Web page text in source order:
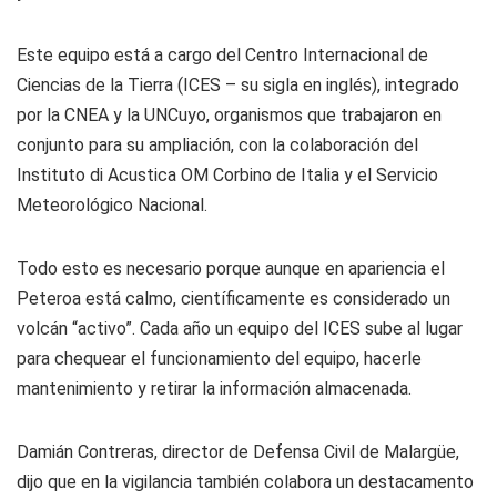
Este equipo está a cargo del Centro Internacional de
Ciencias de la Tierra (ICES – su sigla en inglés), integrado
por la CNEA y la UNCuyo, organismos que trabajaron en
conjunto para su ampliación, con la colaboración del
Instituto di Acustica OM Corbino de Italia y el Servicio
Meteorológico Nacional.
Todo esto es necesario porque aunque en apariencia el
Peteroa está calmo, científicamente es considerado un
volcán “activo”. Cada año un equipo del ICES sube al lugar
para chequear el funcionamiento del equipo, hacerle
mantenimiento y retirar la información almacenada.
Damián Contreras, director de Defensa Civil de Malargüe,
dijo que en la vigilancia también colabora un destacamento